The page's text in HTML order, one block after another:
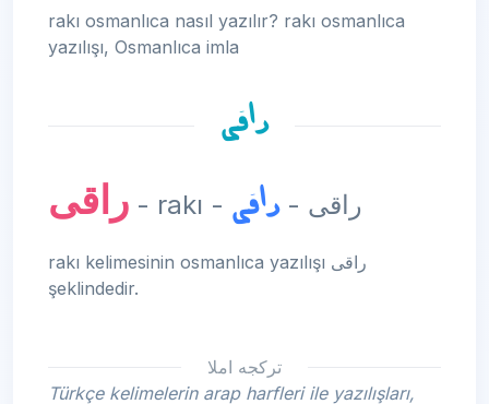
rakı osmanlıca nasıl yazılır? rakı osmanlıca
yazılışı, Osmanlıca imla
راقی
راقی - rakı - راقی -راقی
rakı kelimesinin osmanlıca yazılışı راقی
şeklindedir.
تركجه املا
Türkçe kelimelerin arap harfleri ile yazılışları,